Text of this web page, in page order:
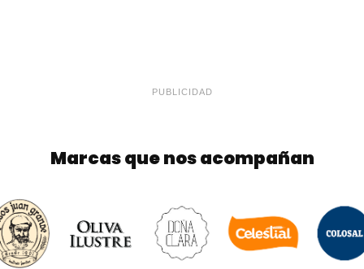
PUBLICIDAD
Marcas que nos acompañan